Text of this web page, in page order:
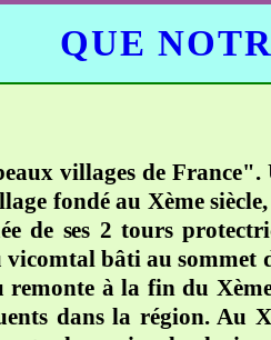
QUE
villages de France".
fondé au Xème
de ses 2 tours
vicomtal bâti au
remonte à la fin du
dans la région. Au